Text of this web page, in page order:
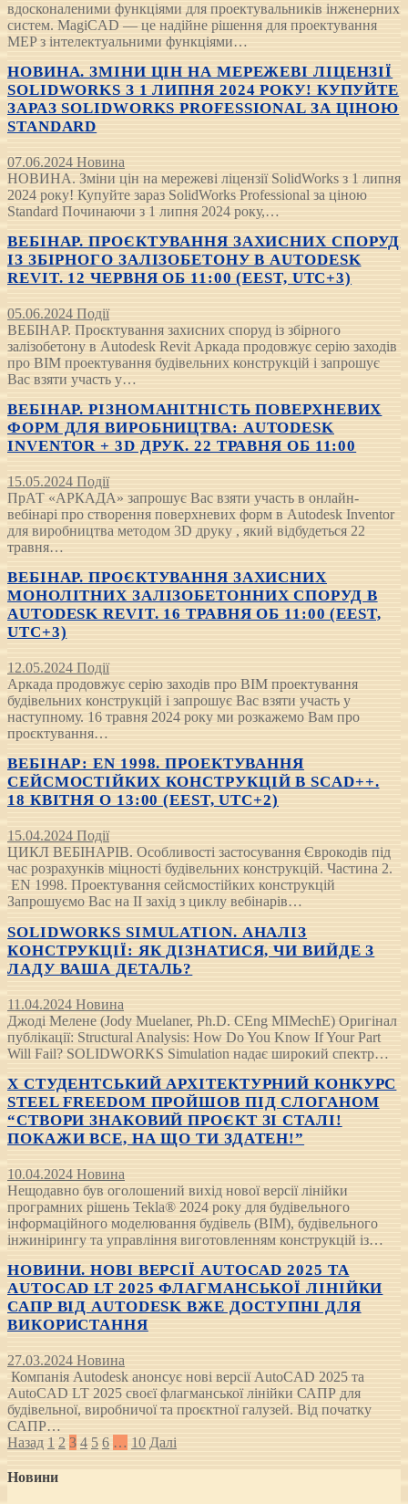
вдосконаленими функціями для проектувальників інженерних
систем. MagiCAD — це надійне рішення для проектування
MEP з інтелектуальними функціями…
НОВИНА. ЗМІНИ ЦІН НА МЕРЕЖЕВІ ЛІЦЕНЗІЇ
SOLIDWORKS З 1 ЛИПНЯ 2024 РОКУ! КУПУЙТЕ
ЗАРАЗ SOLIDWORKS PROFESSIONAL ЗА ЦІНОЮ
STANDARD
07.06.2024 Новина
НОВИНА. Зміни цін на мережеві ліцензії SolidWorks з 1 липня
2024 року! Купуйте зараз SolidWorks Professional за ціною
Standard Починаючи з 1 липня 2024 року,…
ВЕБІНАР. ПРОЄКТУВАННЯ ЗАХИСНИХ СПОРУД
ІЗ ЗБІРНОГО ЗАЛІЗОБЕТОНУ В AUTODESK
REVIT. 12 ЧЕРВНЯ ОБ 11:00 (EEST, UTC+3)
05.06.2024 Події
ВЕБІНАР. Проєктування захисних споруд із збірного
залізобетону в Autodesk Revit Аркада продовжує серію заходів
про BIM проектування будівельних конструкцій і запрошує
Вас взяти участь у…
ВЕБІНАР. РІЗНОМАНІТНІСТЬ ПОВЕРХНЕВИХ
ФОРМ ДЛЯ ВИРОБНИЦТВА: AUTODESK
INVENTOR + 3D ДРУК. 22 ТРАВНЯ ОБ 11:00
15.05.2024 Події
ПрАТ «АРКАДА» запрошує Вас взяти участь в онлайн-
вебінарі про створення поверхневих форм в Autodesk Inventor
для виробництва методом 3D друку , який відбудеться 22
травня…
ВЕБІНАР. ПРОЄКТУВАННЯ ЗАХИСНИХ
МОНОЛІТНИХ ЗАЛІЗОБЕТОННИХ СПОРУД В
AUTODESK REVIT. 16 ТРАВНЯ ОБ 11:00 (EEST,
UTC+3)
12.05.2024 Події
Аркада продовжує серію заходів про BIM проектування
будівельних конструкцій і запрошує Вас взяти участь у
наступному. 16 травня 2024 року ми розкажемо Вам про
проєктування…
ВЕБІНАР: EN 1998. ПРОЕКТУВАННЯ
СЕЙСМОСТІЙКИХ КОНСТРУКЦІЙ В SCAD++.
18 КВІТНЯ О 13:00 (EEST, UTC+2)
15.04.2024 Події
ЦИКЛ ВЕБІНАРІВ. Особливості застосування Єврокодів під
час розрахунків міцності будівельних конструкцій. Частина 2.
EN 1998. Проектування сейсмостійких конструкцій
Запрошуємо Вас на ІІ захід з циклу вебінарів…
SOLIDWORKS SIMULATION. АНАЛІЗ
КОНСТРУКЦІЇ: ЯК ДІЗНАТИСЯ, ЧИ ВИЙДЕ З
ЛАДУ ВАША ДЕТАЛЬ?
11.04.2024 Новина
Джоді Мелене (Jody Muelaner, Ph.D. CEng MIMechE) Оригінал
публікації: Structural Analysis: How Do You Know If Your Part
Will Fail? SOLIDWORKS Simulation надає широкий спектр…
Х СТУДЕНТСЬКИЙ АРХІТЕКТУРНИЙ КОНКУРС
STEEL FREEDOM ПРОЙШОВ ПІД СЛОГАНОМ
“СТВОРИ ЗНАКОВИЙ ПРОЄКТ ЗІ СТАЛІ!
ПОКАЖИ ВСЕ, НА ЩО ТИ ЗДАТЕН!”
10.04.2024 Новина
Нещодавно був оголошений вихід нової версії лінійки
програмних рішень Tekla® 2024 року для будівельного
інформаційного моделювання будівель (BIM), будівельного
інжинірингу та управління виготовленням конструкцій із…
НОВИНИ. НОВІ ВЕРСІЇ AUTOCAD 2025 ТА
AUTOCAD LT 2025 ФЛАГМАНСЬКОЇ ЛІНІЙКИ
САПР ВІД AUTODESK ВЖЕ ДОСТУПНІ ДЛЯ
ВИКОРИСТАННЯ
27.03.2024 Новина
Компанія Autodesk анонсує нові версії AutoCAD 2025 та
AutoCAD LT 2025 своєї флагманської лінійки САПР для
будівельної, виробничої та проєктної галузей. Від початку
САПР…
Posts
pagination
Назад 1 2 3 4 5 6 … 10 Далі
Новини